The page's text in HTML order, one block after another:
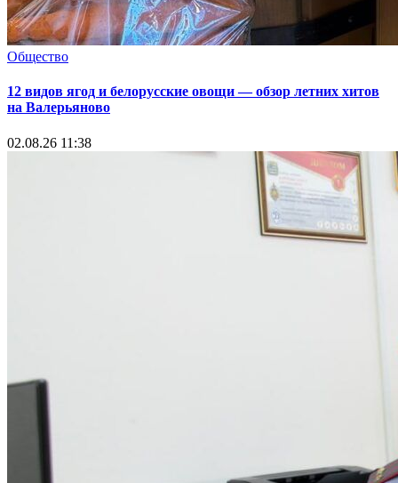
Общество
12 видов ягод и белорусские овощи — обзор летних хитов
на Валерьяново
02.08.26 11:38